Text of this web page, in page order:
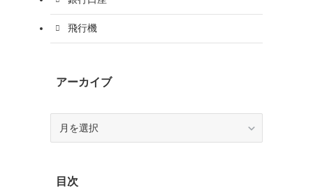
飛行機
アーカイブ
ブ目次